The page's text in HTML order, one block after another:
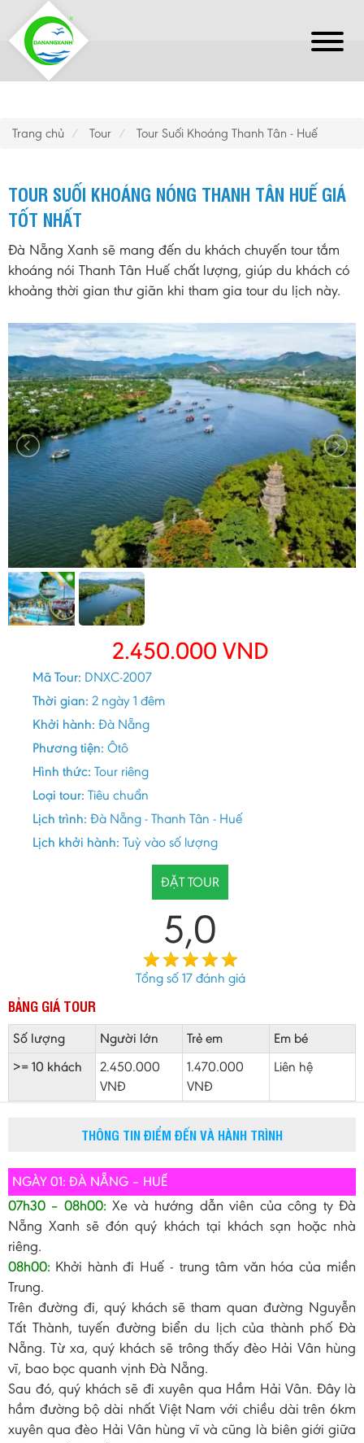
Trang chủ Tour Tour Suối Khoáng Thanh Tân - Huế
TOUR SUỐI KHOÁNG NÓNG THANH TÂN HUẾ GIÁ
TỐT NHẤT
Đà Nẵng Xanh sẽ mang đến du khách chuyến tour tắm
khoáng nói Thanh Tân Huế chất lượng, giúp du khách có
khoảng thời gian thư giãn khi tham gia tour du lịch này.
2.450.000 VND
Mã Tour: DNXC-2007
Thời gian: 2 ngày 1 đêm
Khởi hành: Đà Nẵng
Phương tiện: Ôtô
Hình thức: Tour riêng
Loại tour: Tiêu chuẩn
Lịch trình: Đà Nẵng - Thanh Tân - Huế
Lịch khởi hành: Tuỳ vào số lượng
ĐẶT TOUR
5,0
Tổng số17đánh giá
BẢNG GIÁ TOUR
Số lượng Người lớn Trẻ em
Em bé
>= 10 khách
2.450.000
VNĐ
1.470.000
VNĐ
Liên hệ
THÔNG TIN ĐIỂM ĐẾN VÀ HÀNH TRÌNH
NGÀY 01: ĐÀ NẴNG – HUẾ
07h30 – 08h00: Xe và hướng dẫn viên của công ty Đà
Nẵng Xanh sẽ đón quý khách tại khách sạn hoặc nhà
riêng.
08h00: Khởi hành đi Huế - trung tâm văn hóa của miền
Trung.
Trên đường đi, quý khách sẽ tham quan đường Nguyễn
Tất Thành, tuyến đường biển du lịch của thành phố Đà
Nẵng. Từ xa, quý khách sẽ trông thấy đèo Hải Vân hùng
vĩ, bao bọc quanh vịnh Đà Nẵng.
Sau đó, quý khách sẽ đi xuyên qua Hầm Hải Vân. Đây là
hầm đường bộ dài nhất Việt Nam với chiều dài trên 6km
xuyên qua đèo Hải Vân hùng vĩ và cũng là biên giới giữa